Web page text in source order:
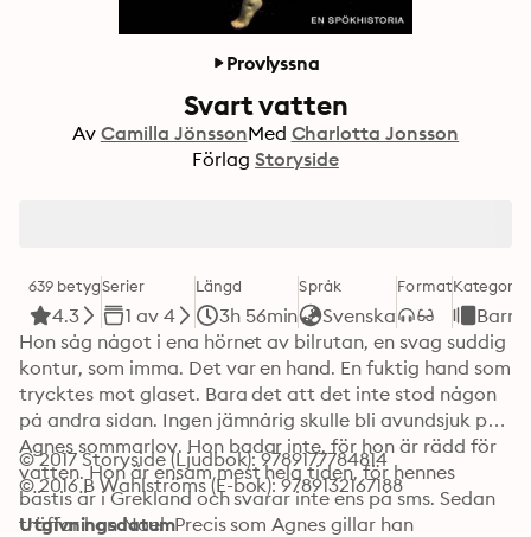
Provlyssna
Svart vatten
Av Camilla JönssonMed Charlotta Jonsson
Förlag Storyside
639 betyg
4.3
Serier
1 av 4
Längd
3h 56min
Språk
Svenska
FormatKategori
Barn
Hon såg något i ena hörnet av bilrutan, en svag suddig
kontur, som imma. Det var en hand. En fuktig hand som
trycktes mot glaset. Bara det att det inte stod någon
på andra sidan. Ingen jämnårig skulle bli avundsjuk på
Agnes sommarlov. Hon badar inte, för hon är rädd för
vatten. Hon är ensam mest hela tiden, för hennes
bästis är i Grekland och svarar inte ens på sms. Sedan
träffar hon Noel. Precis som Agnes gillar han
© 2017 Storyside (Ljudbok): 9789177784814
© 2016 B Wahlströms (E-bok): 9789132167188
Utgivningsdatum